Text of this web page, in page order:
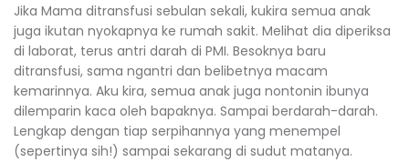
Jika Mama ditransfusi sebulan sekali, kukira semua anak
juga ikutan nyokapnya ke rumah sakit. Melihat dia diperiksa
di laborat, terus antri darah di PMI. Besoknya baru
ditransfusi, sama ngantri dan belibetnya macam
kemarinnya. Aku kira, semua anak juga nontonin ibunya
dilemparin kaca oleh bapaknya. Sampai berdarah-darah.
Lengkap dengan tiap serpihannya yang menempel
(sepertinya sih!) sampai sekarang di sudut matanya.